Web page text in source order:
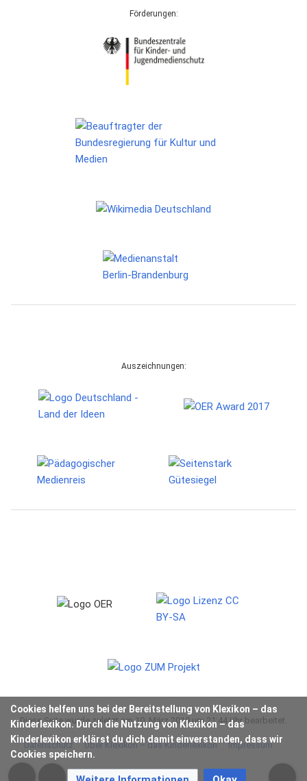
Cookies helfen uns bei der Bereitstellung von Klexikon – das
Kinderlexikon. Durch die Nutzung von Klexikon – das
Kinderlexikon erklärst du dich damit einverstanden, dass wir
Cookies speichern.
Förderungen:
Auszeichnungen:
Diese Seite wurde zuletzt am 10. März 2019 um 21:44 Uhr bearbeitet.
Datenschutz Über Klexikon – das Kinderlexikon Impressum